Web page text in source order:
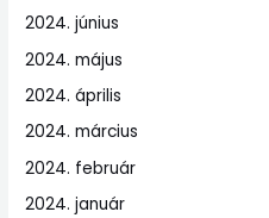
2024. június
2024. május
2024. április
2024. március
2024. február
2024. január